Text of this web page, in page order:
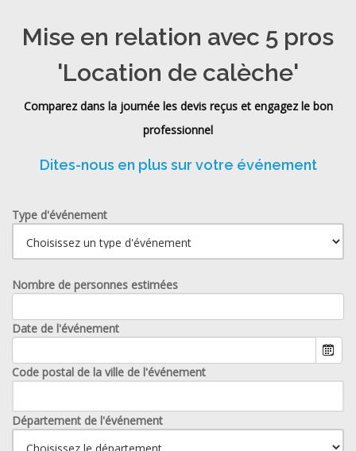
Mise en relation avec 5 pros
'Location de calèche'
Comparez dans la journée les devis reçus et engagez le bon
professionnel
Dites-nous en plus sur votre événement
Type d'événement
Nombre de personnes estimées
Date de l'événement
Code postal de la ville de l'événement
Département de l'événement